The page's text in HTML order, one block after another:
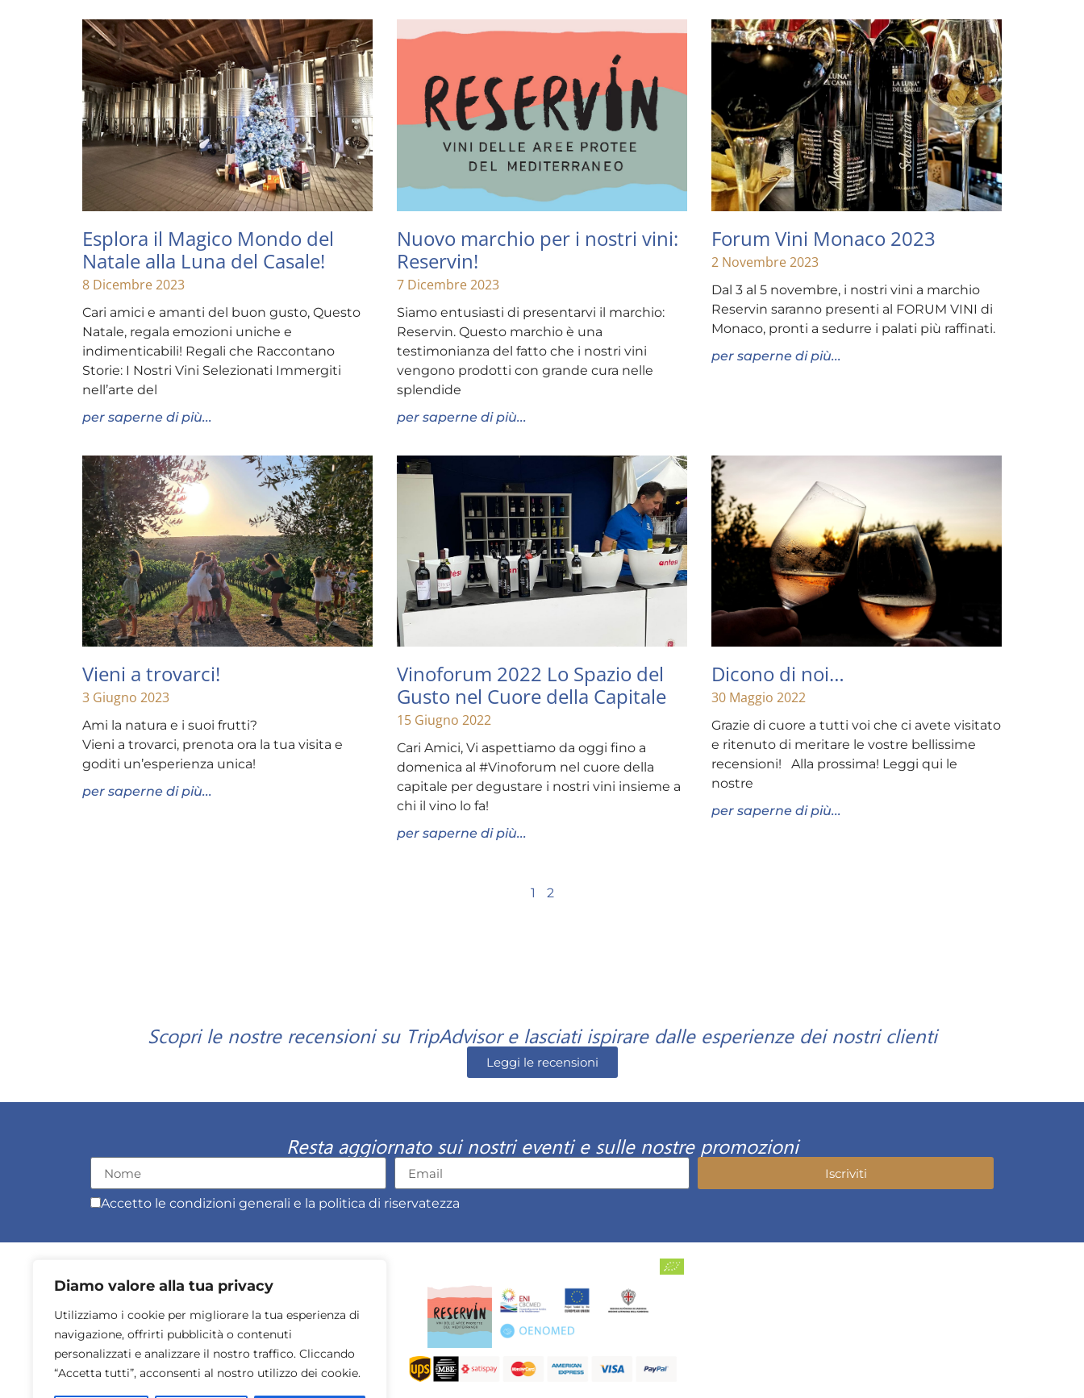
Diamo valore alla tua privacy
Utilizziamo i cookie per migliorare la tua esperienza di
navigazione, offrirti pubblicità o contenuti
personalizzati e analizzare il nostro traffico. Cliccando
“Accetta tutti”, acconsenti al nostro utilizzo dei cookie.
Esplora il Magico Mondo del
Natale alla Luna del Casale!
8 Dicembre 2023
Cari amici e amanti del buon gusto, Questo
Natale, regala emozioni uniche e
indimenticabili! Regali che Raccontano
Storie: I Nostri Vini Selezionati Immergiti
nell’arte del
per saperne di più...
Nuovo marchio per i nostri vini:
Reservin!
7 Dicembre 2023
Siamo entusiasti di presentarvi il marchio:
Reservin. Questo marchio è una
testimonianza del fatto che i nostri vini
vengono prodotti con grande cura nelle
splendide
per saperne di più...
Forum Vini Monaco 2023
2 Novembre 2023
Dal 3 al 5 novembre, i nostri vini a marchio
Reservin saranno presenti al FORUM VINI di
Monaco, pronti a sedurre i palati più raffinati.
per saperne di più...
Vieni a trovarci!
3 Giugno 2023
Ami la natura e i suoi frutti?
Vieni a trovarci, prenota ora la tua visita e
goditi un’esperienza unica!
per saperne di più...
Vinoforum 2022 Lo Spazio del
Gusto nel Cuore della Capitale
15 Giugno 2022
Cari Amici, Vi aspettiamo da oggi fino a
domenica al #Vinoforum nel cuore della
capitale per degustare i nostri vini insieme a
chi il vino lo fa!
per saperne di più...
Dicono di noi…
30 Maggio 2022
Grazie di cuore a tutti voi che ci avete visitato
e ritenuto di meritare le vostre bellissime
recensioni! Alla prossima! Leggi qui le
nostre
per saperne di più...
1 2
Scopri le nostre recensioni su TripAdvisor e lasciati ispirare dalle esperienze dei nostri clienti
Leggi le recensioni
Resta aggiornato sui nostri eventi e sulle nostre promozioni
Accetto le condizioni generali e la politica di riservatezza
Iscriviti